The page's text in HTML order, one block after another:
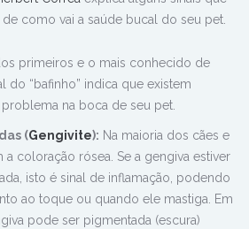
como vai a saúde bucal do seu pet.
primeiros e o mais conhecido de
do “bafinho” indica que existem
na boca de seu pet.
(Gengivite): Na maioria dos cães e
a coloração rósea. Se a gengiva estiver
isto é sinal de inflamação, podendo
ao toque ou quando ele mastiga. Em
pode ser pigmentada (escura)